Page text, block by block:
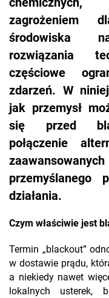
zagrożeniem
środowiska
rozwiązania
częściowe
zdarzeń. W
jak przemysł
się przed
połączenie
przemyślanego
działania.
Czym właściwie jest
Termin „blackout”
w dostawie prądu,
a niekiedy nawet
lokalnych usterek,